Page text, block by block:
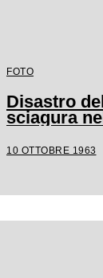
FOTO
Disastro
sciagura
10 OTTOBRE 1963